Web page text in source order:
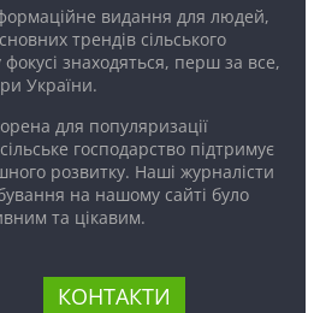
видання для людей,
трендів сільського
знаходяться, перш за все,
України.
для популяризації
господарство підтримує
розвитку. Наші журналісти
на нашому сайті було
та цікавим.
КОНТАКТИ